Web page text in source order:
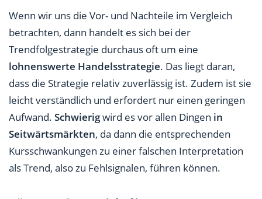
Wenn wir uns die Vor- und Nachteile im Vergleich
betrachten, dann handelt es sich bei der
Trendfolgestrategie durchaus oft um eine
lohnenswerte Handelsstrategie. Das liegt daran,
dass die Strategie relativ zuverlässig ist. Zudem ist sie
leicht verständlich und erfordert nur einen geringen
Aufwand. Schwierigwird es vor allen Dingen in
Seitwärtsmärkten, da dann die entsprechenden
Kursschwankungen zu einer falschen Interpretation
als Trend, also zu Fehlsignalen, führen können.